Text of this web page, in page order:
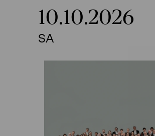
10.10.2026
SA